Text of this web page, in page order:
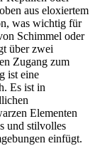
aus eloxiertem
was wichtig für
Schimmel oder
über zwei
Zugang zum
ist eine
Es ist in
Elementen
und stilvolles
einfügt.